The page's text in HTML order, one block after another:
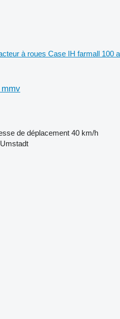
à roues Case IH farmall 100 a
de déplacement 40 km/h